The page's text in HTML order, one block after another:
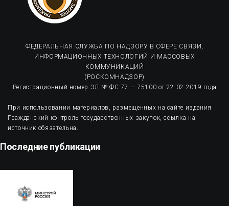
ФЕДЕРАЛЬНАЯ СЛУЖБА ПО НАДЗОРУ В СФЕРЕ СВЯЗИ,
ИНФОРМАЦИОННЫХ ТЕХНОЛОГИЙ И МАССОВЫХ
КОММУНИКАЦИЙ
(РОСКОМНАДЗОР)
Регистрационный номер ЭЛ № ФС 77 — 75100 от 22.02.2019 года
При использовании материалов, размещенных на сайте издания
Гражданский контроль государственных закупок, ссылка на
источник обязательна.
Последние публикации